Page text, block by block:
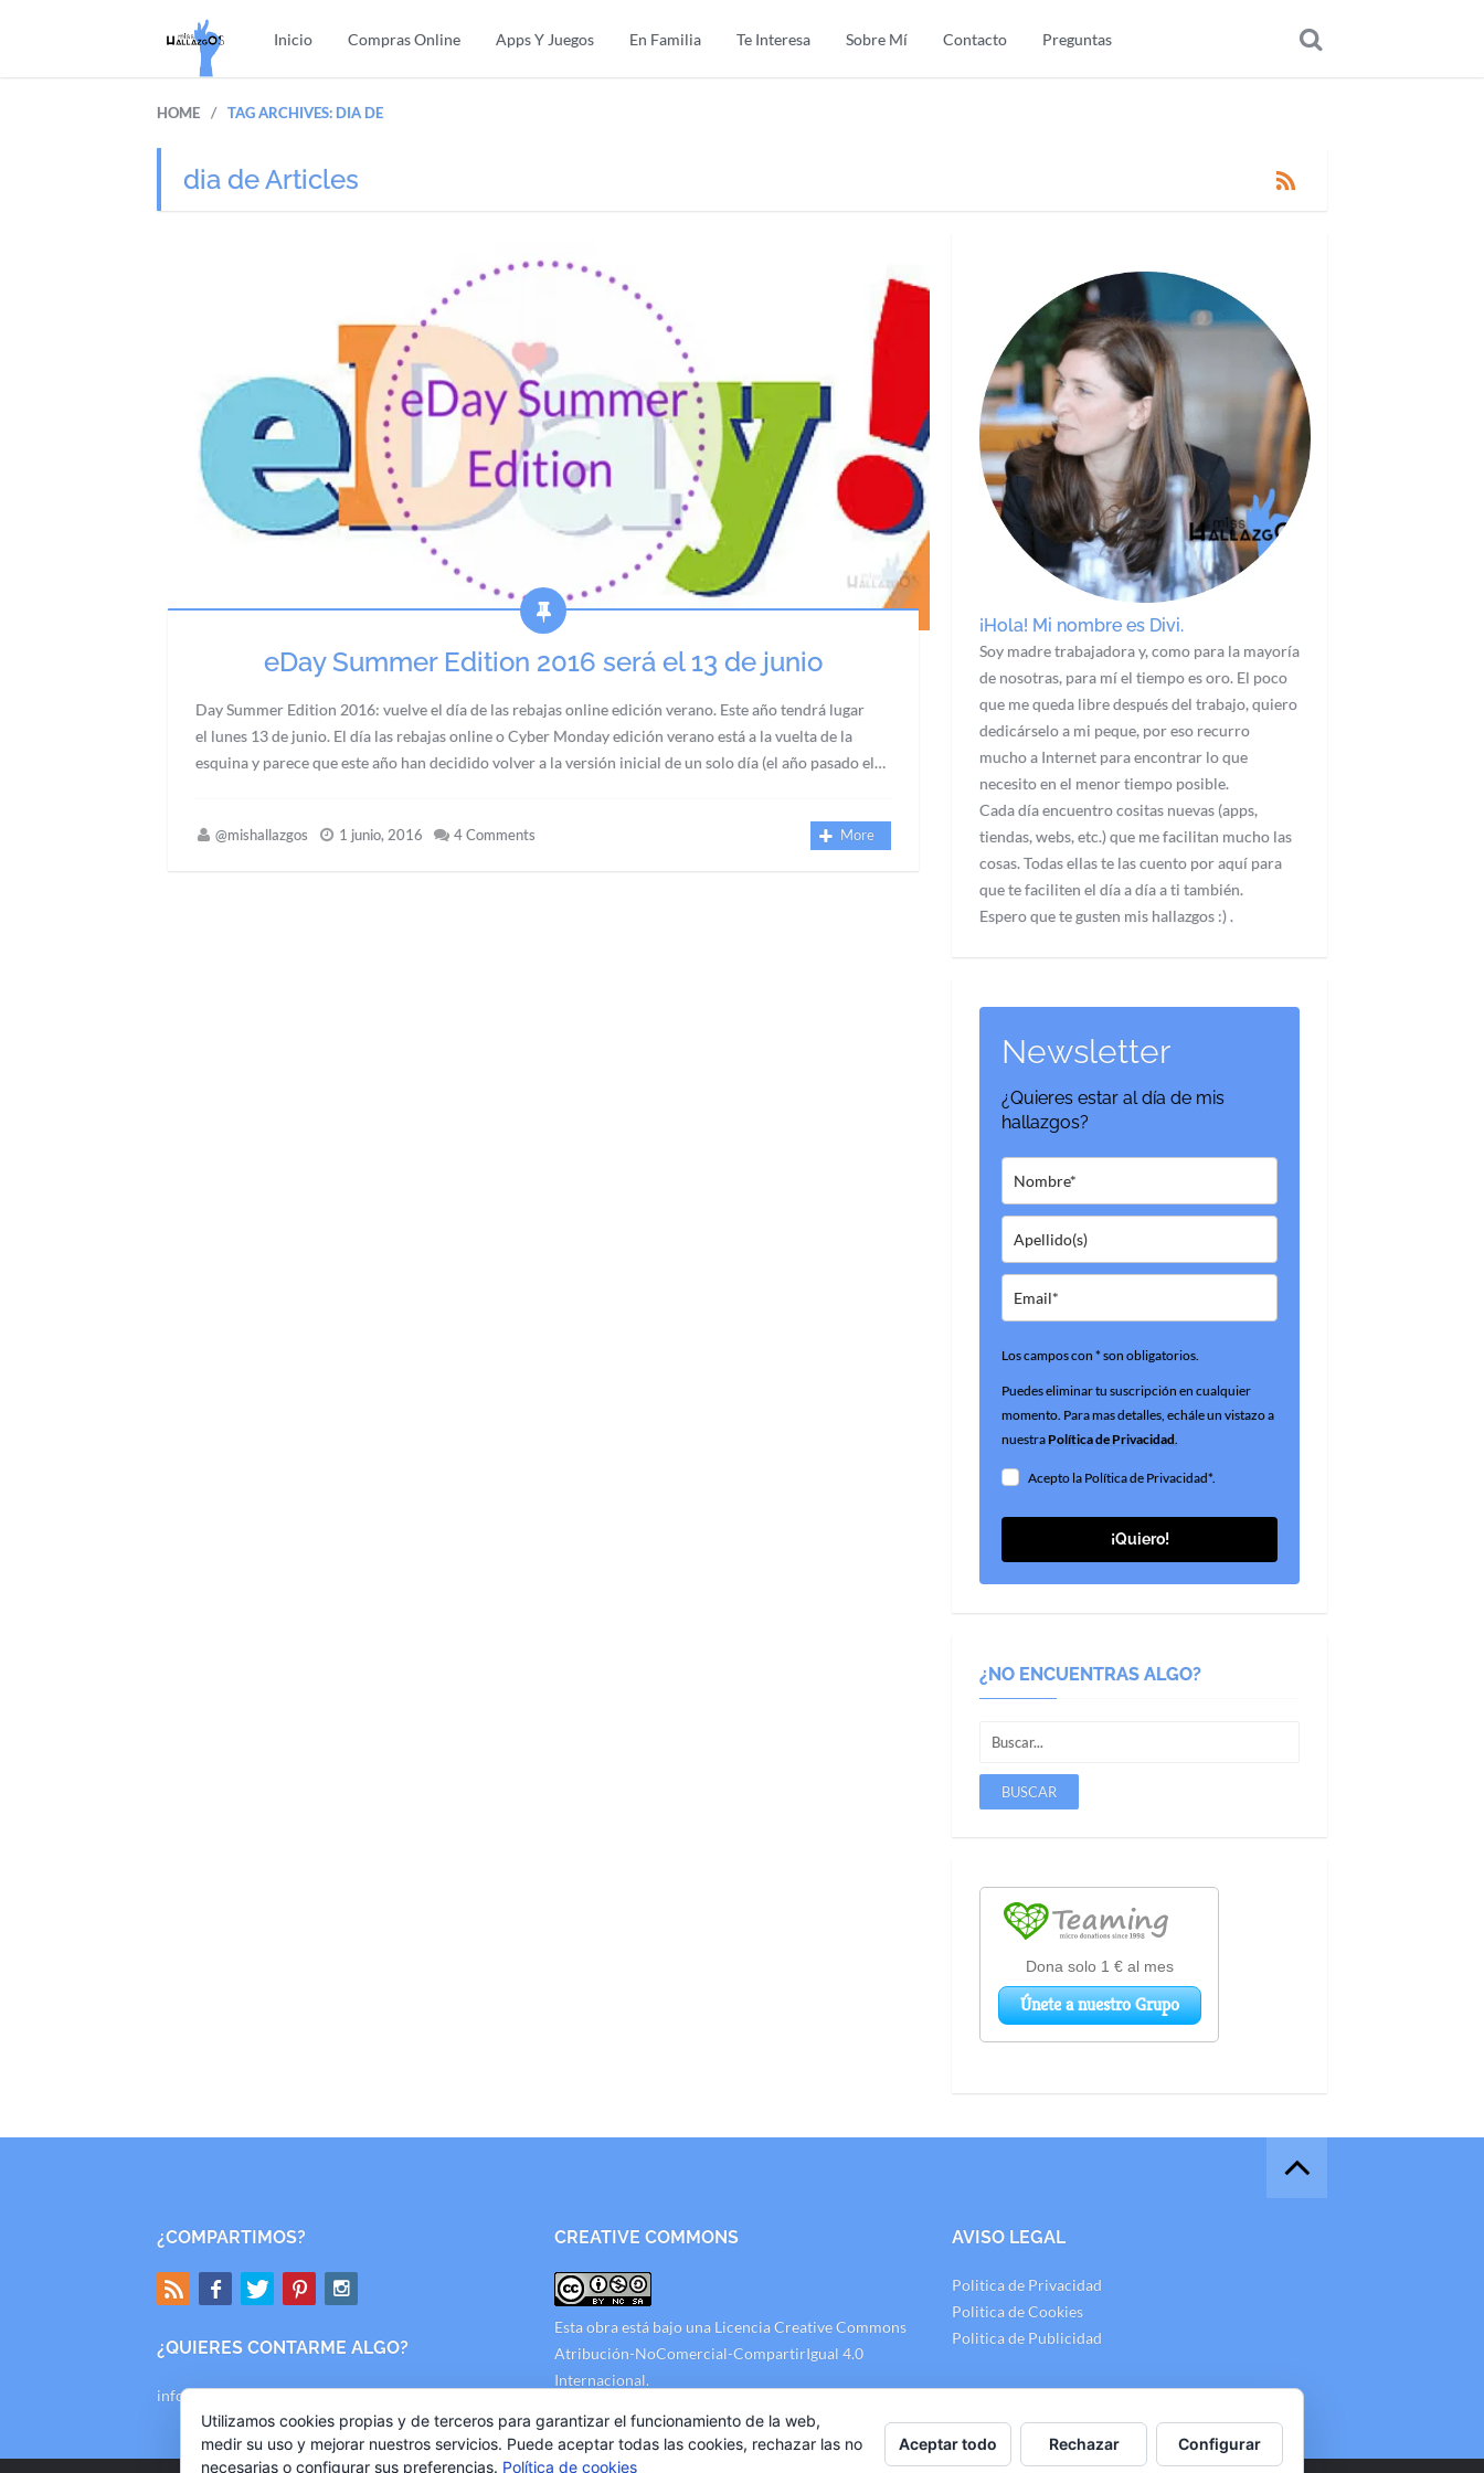
Inicio Compras Online Apps Y Juegos En Familia Te Interesa Sobre Mí Contacto Preguntas
HOME / TAG ARCHIVES: DIA DE
dia de Articles
eDay Summer Edition 2016 será el 13 de junio
Day Summer Edition 2016: vuelve el día de las rebajas online edición verano. Este año tendrá lugar
el lunes 13 de junio. El día las rebajas online o Cyber Monday edición verano está a la vuelta de la
esquina y parece que este año han decidido volver a la versión inicial de un solo día (el año pasado el…
@mishallazgos 1 junio, 2016 4 Comments More
¡Hola! Mi nombre es Divi.
Soy madre trabajadora y, como para la mayoría
de nosotras, para mí el tiempo es oro. El poco
que me queda libre después del trabajo, quiero
dedicárselo a mi peque, por eso recurro
mucho a Internet para encontrar lo que
necesito en el menor tiempo posible.
Cada día encuentro cositas nuevas (apps,
tiendas, webs, etc.) que me facilitan mucho las
cosas. Todas ellas te las cuento por aquí para
que te faciliten el día a día a ti también.
Espero que te gusten mis hallazgos :) .
Newsletter
¿Quieres estar al día de mis
hallazgos?
Los campos con * son obligatorios.
Puedes eliminar tu suscripción en cualquier
momento. Para mas detalles, echále un vistazo a
nuestraPolítica de Privacidad.
Acepto la Política de Privacidad*.
¡Quiero!
¿NO ENCUENTRAS ALGO?
¿COMPARTIMOS?
¿QUIERES CONTARME ALGO?
info@mishallazgos.com
CREATIVE COMMONS
Esta obra está bajo una Licencia Creative Commons
Atribución-NoComercial-CompartirIgual 4.0
Internacional.
AVISO LEGAL
Politica de Privacidad
Politica de Cookies
Politica de Publicidad
Utilizamos cookies propias y de terceros para garantizar el funcionamiento de la web,
medir su uso y mejorar nuestros servicios. Puede aceptar todas las cookies, rechazar las no
necesarias o configurar sus preferencias. Política de cookies
Aceptar todo Rechazar Configurar